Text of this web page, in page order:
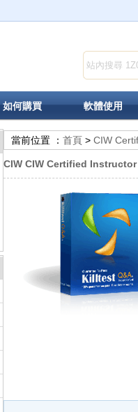
如何購買 軟體使用
當前位置 ： 首頁 > CIW
CIW CIW Certified Instructor